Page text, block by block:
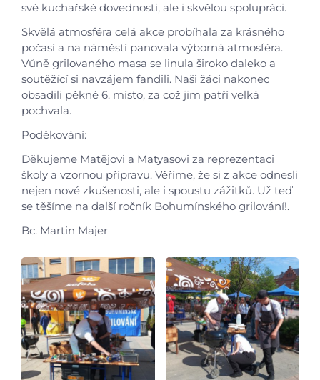
Aktuálně
Škola
Studium
Foto
Video a audio
Virtuální prohlídka
Kontakty
své kuchařské dovednosti, ale i skvělou spolupráci.
Skvělá atmosféra celá akce probíhala za krásného
počasí a na náměstí panovala výborná atmosféra.
Vůně grilovaného masa se linula široko daleko a
soutěžící si navzájem fandili. Naši žáci nakonec
obsadili pěkné 6. místo, za což jim patří velká
pochvala.
Poděkování:
Děkujeme Matějovi a Matyasovi za reprezentaci
školy a vzornou přípravu. Věříme, že si z akce odnesli
nejen nové zkušenosti, ale i spoustu zážitků. Už teď
se těšíme na další ročník Bohumínského grilování!.
Bc. Martin Majer